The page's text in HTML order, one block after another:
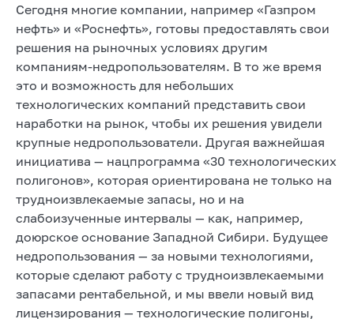
Сегодня многие компании, например «Газпром
нефть» и «Роснефть», готовы предоставлять свои
решения на рыночных условиях другим
компаниям-недропользователям. В то же время
это и возможность для небольших
технологических компаний представить свои
наработки на рынок, чтобы их решения увидели
крупные недропользователи. Другая важнейшая
инициатива — нацпрограмма «30 технологических
полигонов», которая ориентирована не только на
трудноизвлекаемые запасы, но и на
слабоизученные интервалы — как, например,
доюрское основание Западной Сибири. Будущее
недропользования — за новыми технологиями,
которые сделают работу с трудноизвлекаемыми
запасами рентабельной, и мы ввели новый вид
лицензирования — технологические полигоны,